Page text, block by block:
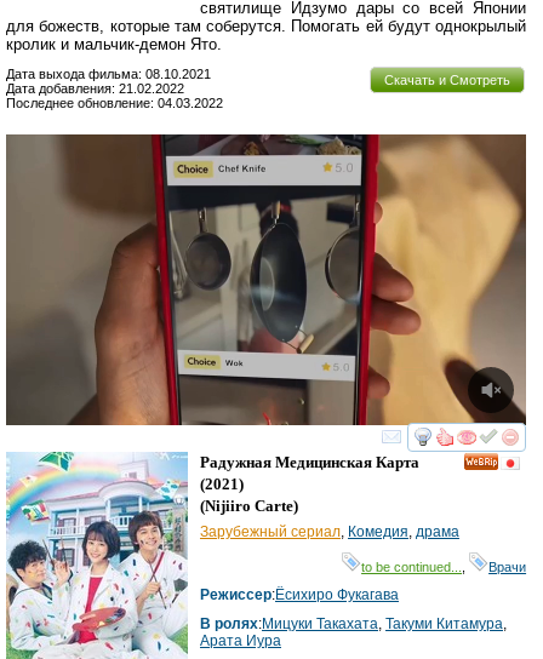
святилище Идзумо дары со всей Японии
для божеств, которые там соберутся. Помогать ей будут однокрылый
кролик и мальчик-демон Ято.
Скачать и Смотреть
Дата выхода фильма: 08.10.2021
Дата добавления: 21.02.2022
Последнее обновление: 04.03.2022
смотреть
Радужная Медицинская Карта
(2021)
(Nijiiro Carte)
Зарубежный сериал Комедия драма
to be continued... Врачи
Режиссер:Ёсихиро Фукагава
В ролях:Мицуки Такахата Такуми Китамура
Арата Иура